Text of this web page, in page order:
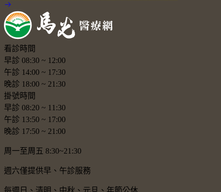
看診時間
早診 08:30 ~ 12:00
午診 14:00 ~ 17:30
晚診 18:00 ~ 21:30
掛號時間
早診 08:20 ~ 11:30
午診 13:50 ~ 17:00
晚診 17:50 ~ 21:00
周一至周五 8:30~21:30
週六僅提供早、午診服務
每週日、清明、中秋、元旦、年節公休